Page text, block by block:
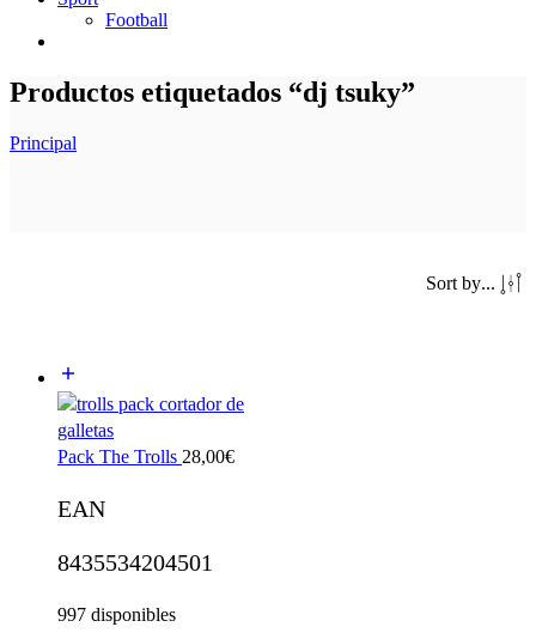
Football
Productos etiquetados “dj tsuky”
Principal
Sort by...
Pack The Trolls 28,00€
EAN
8435534204501
997 disponibles